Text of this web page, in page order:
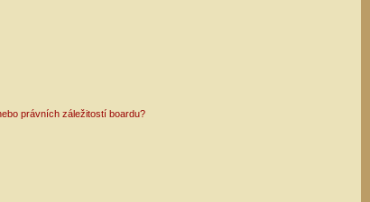
právních záležitostí boardu?